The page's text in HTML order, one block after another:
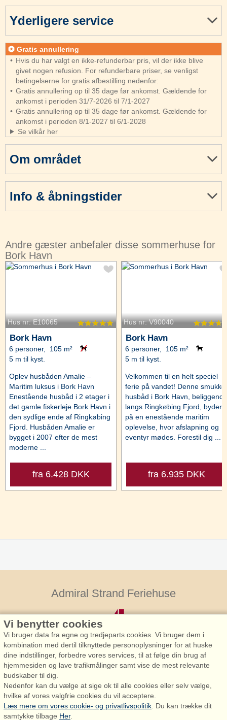
Om området
Info & åbningstider
Yderligere service
Gratis annullering
Hvis du har valgt en ikke-refunderbar pris, vil der ikke blive
givet nogen refusion. For refunderbare priser, se venligst
betingelserne for gratis afbestilling nedenfor:
Gratis annullering op til 35 dage før ankomst. Gældende for
ankomst i perioden 31/7-2026 til 7/1-2027
Gratis annullering op til 35 dage før ankomst. Gældende for
ankomst i perioden 8/1-2027 til 6/1-2028
Se vilkår her
Andre gæster anbefaler disse sommerhuse for
Bork Havn
Hus nr: E10065
Bork Havn
6 personer, 105 m²
5 m til kyst.
Oplev husbåden Amalie –
Maritim luksus i Bork Havn
Enestående husbåd i 2 etager i
det gamle fiskerleje Bork Havn i
den sydlige ende af Ringkøbing
Fjord. Husbåden Amalie er
bygget i 2007 efter de mest
moderne ...
fra 6.428 DKK
Hus nr: V90040
Bork Havn
6 personer, 105 m²
5 m til kyst.
Velkommen til en helt speciel
ferie på vandet! Denne smukke
husbåd i Bork Havn, beliggende
langs Ringkøbing Fjord, byder
på en enestående maritim
oplevelse, hvor afslapning og
eventyr mødes. Forestil dig ...
fra 6.935 DKK
Admiral Strand Feriehuse
Houstrupvej 170, Lønne
6830 Nørre Nebel
Vi benytter cookies
Vi bruger data fra egne og tredjeparts cookies. Vi bruger dem i
kombination med dertil tilknyttede personoplysninger for at huske
dine indstillinger, forbedre vores services, til at følge din brug af
hjemmesiden og lave trafikmålinger samt vise de mest relevante
budskaber til dig.
Nedenfor kan du vælge at sige ok til alle cookies eller selv vælge,
hvilke af vores valgfrie cookies du vil acceptere.
Læs mere om vores cookie- og privatlivspolitik . Du kan trække dit
samtykke tilbage Her.